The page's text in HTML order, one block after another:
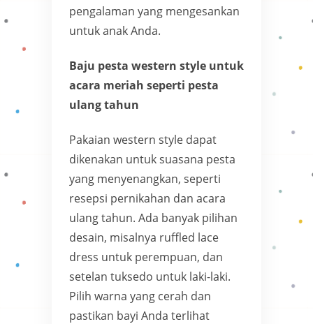
pengalaman yang mengesankan
untuk anak Anda.
Baju pesta western style untuk
acara meriah seperti pesta
ulang tahun
Pakaian western style dapat
dikenakan untuk suasana pesta
yang menyenangkan, seperti
resepsi pernikahan dan acara
ulang tahun. Ada banyak pilihan
desain, misalnya ruffled lace
dress untuk perempuan, dan
setelan tuksedo untuk laki-laki.
Pilih warna yang cerah dan
pastikan bayi Anda terlihat